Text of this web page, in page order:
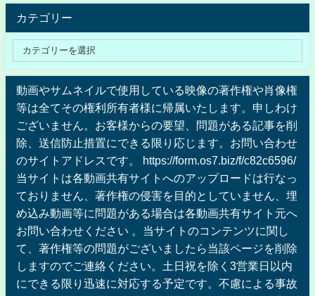
カテゴリー
動画やサムネイルで使用している映像の著作権や肖像権
等は全てその権利所有者様に帰属いたします。申しわけ
ございません。お客様からの要望、問題がある記事を削
除、送信防止措置にできる限り応じます。お問い合わせ
のサイトアドレスです。 https://form.os7.biz/f/c82c6596/
当サイトは各動画共有サイトへのアップロードは行なっ
ておりません、著作権の侵害を目的としていません、埋
め込み動画等に問題がある場合は各動画共有サイト元へ
お問い合わせください 。当サイトのコンテンツに関し
て、著作権等の問題がございましたら当該ページを削除
しますのでご連絡ください。土日祝を除く3営業日以内
にできる限り迅速に対応する予定です。不慮による事故